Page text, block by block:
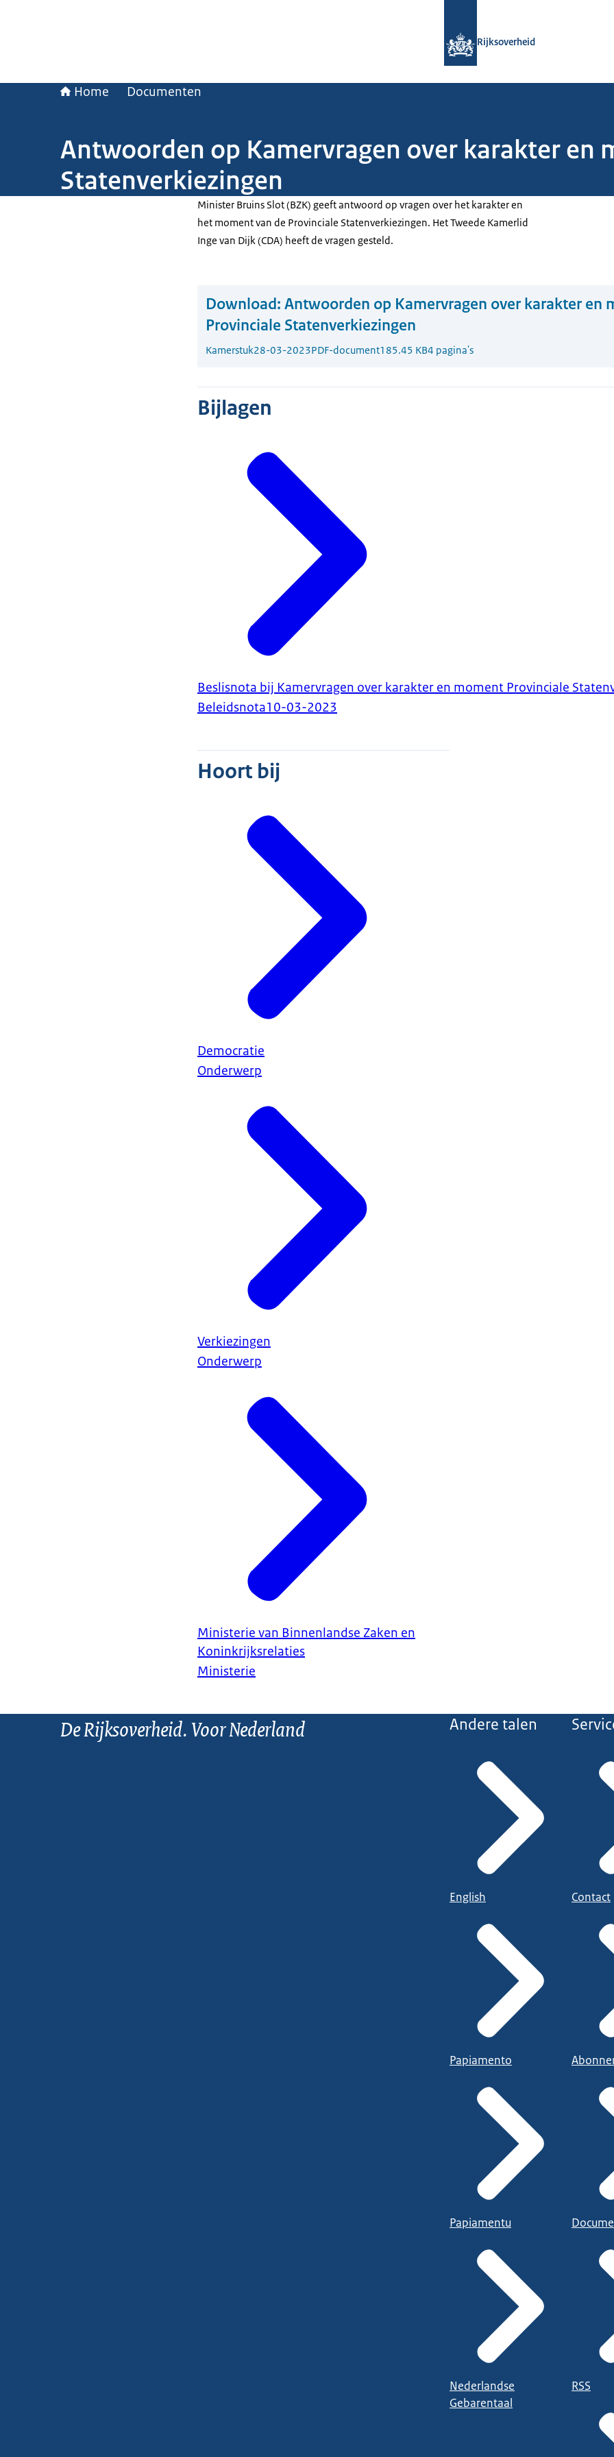
Rijksoverheid
Home Documenten
Antwoorden op Kamervragen over karakter en
Statenverkiezingen
Minister Bruins Slot (BZK) geeft antwoord op vragen over het karakter en
het moment van de Provinciale Statenverkiezingen. Het Tweede Kamerlid
Inge van Dijk (CDA) heeft de vragen gesteld.
Download: Antwoorden op Kamervragen over karakter en
Provinciale Statenverkiezingen
Kamerstuk28-03-2023PDF-document185.45 KB4 pagina's
Bijlagen
Beslisnota bij Kamervragen over karakter en moment Provinciale
Beleidsnota10-03-2023
Hoort bij
Democratie
Onderwerp
Verkiezingen
Onderwerp
Ministerie van Binnenlandse Zaken en
Koninkrijksrelaties
Ministerie
De Rijksoverheid. Voor Nederland Andere talen
English
Papiamento
Papiamentu
Nederlandse
Gebarentaal
Contact
RSS